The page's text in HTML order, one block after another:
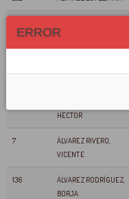
MANUEL
IGNACIO
HECTOR
7
ÁLVAREZ RIVERO,
VICENTE
136
ÁLVAREZ RODRÍGUEZ,
BORJA
ERROR